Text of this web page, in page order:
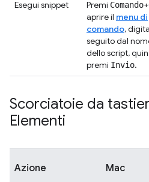
Esegui snippet Premi Comando+
aprire il menu di
comando, digita
seguito dal
dello script,
premi Invio.
Scorciatoie da
Elementi
Azione Mac